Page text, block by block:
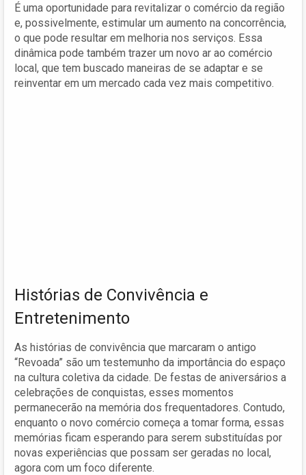
É uma oportunidade para revitalizar o comércio da região
e, possivelmente, estimular um aumento na concorrência,
o que pode resultar em melhoria nos serviços. Essa
dinâmica pode também trazer um novo ar ao comércio
local, que tem buscado maneiras de se adaptar e se
reinventar em um mercado cada vez mais competitivo.
Histórias de Convivência e
Entretenimento
As histórias de convivência que marcaram o antigo
“Revoada” são um testemunho da importância do espaço
na cultura coletiva da cidade. De festas de aniversários a
celebrações de conquistas, esses momentos
permanecerão na memória dos frequentadores. Contudo,
enquanto o novo comércio começa a tomar forma, essas
memórias ficam esperando para serem substituídas por
novas experiências que possam ser geradas no local,
agora com um foco diferente.